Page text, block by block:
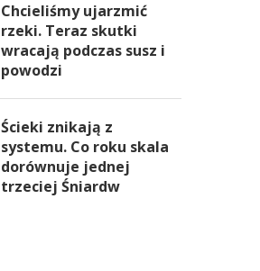
Chcieliśmy ujarzmić
rzeki. Teraz skutki
wracają podczas susz i
powodzi
Ścieki znikają z
systemu. Co roku skala
dorównuje jednej
trzeciej Śniardw